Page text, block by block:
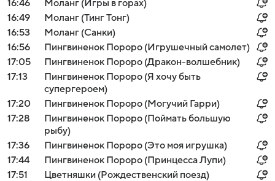
16:46
Моланг (Игры в горах)
16:49
Моланг (Тинг Тонг)
16:53
Моланг (Санки)
16:56
Пингвиненок Пороро (Игрушечный самолет)
17:05
Пингвиненок Пороро (Дракон-волшебник)
17:13
Пингвиненок Пороро (Я хочу быть
супергероем)
17:20
Пингвиненок Пороро (Могучий Гарри)
17:28
Пингвиненок Пороро (Поймать большую
рыбу)
17:36
Пингвиненок Пороро (Это моя игрушка)
17:44
Пингвиненок Пороро (Принцесса Лупи)
17:51
Цветняшки (Рождественский поезд)